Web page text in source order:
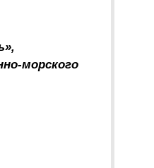
морского